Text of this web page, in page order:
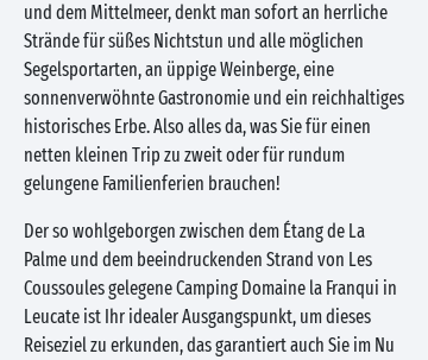
und dem Mittelmeer, denkt man sofort an herrliche
Strände für süßes Nichtstun und alle möglichen
Segelsportarten, an üppige Weinberge, eine
sonnenverwöhnte Gastronomie und ein reichhaltiges
historisches Erbe. Also alles da, was Sie für einen
netten kleinen Trip zu zweit oder für rundum
gelungene Familienferien brauchen!
Der so wohlgeborgen zwischen dem Étang de La
Palme und dem beeindruckenden Strand von Les
Coussoules gelegene Camping Domaine la Franqui in
Leucate ist Ihr idealer Ausgangspunkt, um dieses
Reiseziel zu erkunden, das garantiert auch Sie im Nu